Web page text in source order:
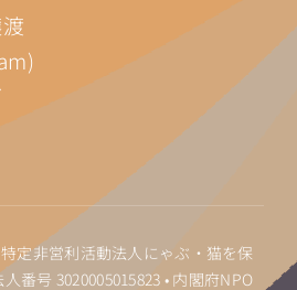
定非営利活動法人にゃぶ・猫を保
人番号 3020005015823 • 内閣府NPO